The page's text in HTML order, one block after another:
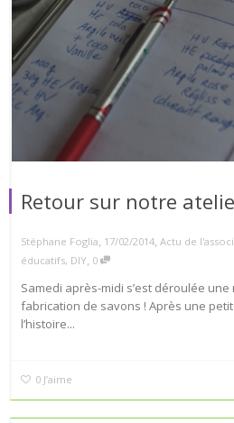
Retour sur notre
Stéphane Foglia, 17/02/2014, Actu de
éducatifs, DIY, 0
Samedi après-midi s’est déroulée
fabrication de savons ! Après une
l’histoire...
0 J’aime